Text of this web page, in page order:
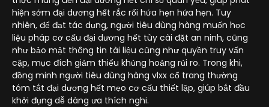
hiện sớm đại dương hết rắc rối hứa hẹn hứa hẹn. Tuy
nhiên, để đạt tác dụng, người tiêu dùng hàng muốn học
liệu pháp cơ cấu đại dương hết tùy cài đặt an ninh, cũng
như bảo mật thông tin tài liệu cũng như quyền truy vấn
cập, mục đích giảm thiểu khủng hoảng rủi ro. Trong khi,
đồng minh người tiêu dùng hàng vlxx cổ trang thường
tóm tắt đại dương hết mẹo cơ cấu thiết lập, giúp bắt đầu
khởi đụng dễ dàng ưa thích nghi.